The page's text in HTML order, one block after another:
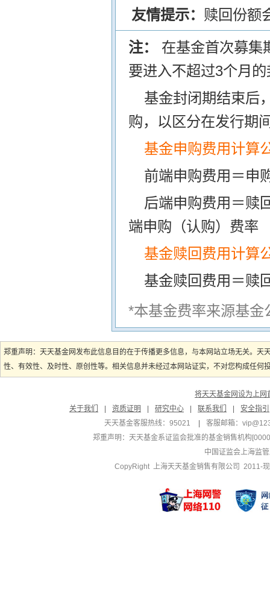
友情提示： 赎回份额
注： 在基金首次募集
要进入不超过3个月
基金封闭期结束后
购，以区分在发行期
基金申购费用计算
前端申购费用＝申
后端申购费用＝赎
端申购（认购）费率
基金赎回费用计算
基金赎回费用＝赎
*本基金费率来源基
郑重声明：天天基金网发布此信息目的在于传播更多信息，与本网站立场无关。
性、有效性、及时性、原创性等。相关信息并未经过本网站证实，不对您构成任
将天天基金网设为上网
关于我们
资质证明 研究中心 联系我们
安全指引
天天基金客服热线：95021
客服邮箱：
郑重声明： 天天基金系证监会批准的基金销售机构
中国证监会上海监
CopyRight 上海天天基金销售有限公司 2011-